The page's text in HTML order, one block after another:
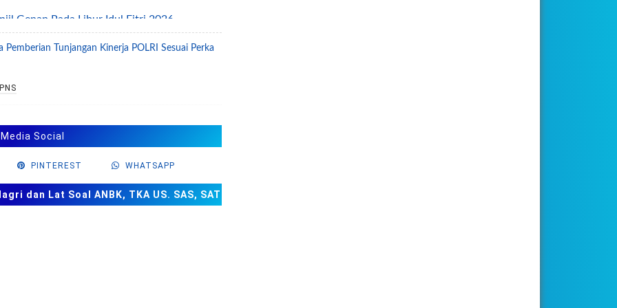
Genap Pada Libur Idul Fitri 2026
tentang Jam Kerja ASN Selama Ramadhan
Rokok Di Sekolah
Tentang Standar Proses
Tentang Standar Tenaga Kependidikan
tentang Kurikulum Merdeka dan
Pemberian Tunjangan Kinerja POLRI Sesuai Perka
Social
PINTEREST WHATSAPP
dan Lat Soal ANBK, TKA US. SAS, SAT